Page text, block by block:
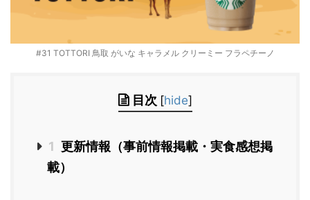
#31 TOTTORI 鳥取 がいな キャラメル クリーミー フラペチーノ
目次 [hide]
1 更新情報（事前情報掲載・実食感想掲
載）